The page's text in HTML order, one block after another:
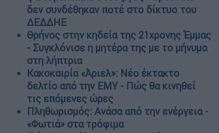
δεν συνδέθηκαν ποτέ στο δίκτυο του
ΔΕΔΔΗΕ
Θρήνος στην κηδεία της 21χρονης Έμμας
- Συγκλόνισε η μητέρα της με το μήνυμα
στη λήπτρια
Κακοκαιρία «Άριελ»: Νέο έκτακτο
δελτίο από την ΕΜΥ - Πώς θα κινηθεί
τις επόμενες ώρες
Πληθωρισμός: Ανάσα από την ενέργεια -
«Φωτιά» στα τρόφιμα